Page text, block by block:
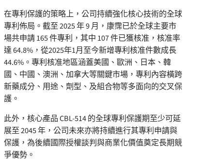
在專利保護的策略上，公司持續強化核心技術的全球
專利佈局。截至 2025 年 9 月，康霈已於全球主要市
場共申請 165 件專利，其中 107 件已獲核准，核准率
達 64.8%，從2025年1月至今新增專利核准件數成長
44.6%。專利核准地區涵蓋美國、歐洲、日本、韓
國、中國、澳洲、加拿大等關鍵市場，專利內容橫跨
新藥成分、用途、劑型、及組合物等多面向的交叉保
護。
此外，核心產品 CBL-514 的全球專利保護期至少可延
展至 2045 年，公司未來亦將持續進行其專利申請與
保護，為後續國際授權談判與商業化價值奠定長期競
爭優勢。